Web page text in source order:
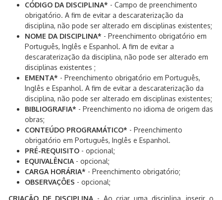
CÓDIGO DA DISCIPLINA* - Campo de preenchimento
obrigatório. A fim de evitar a descaraterização da
disciplina, não pode ser alterado em disciplinas existentes;
NOME DA DISCIPLINA* - Preenchimento obrigatório em
Português, Inglês e Espanhol. A fim de evitar a
descaraterização da disciplina, não pode ser alterado em
disciplinas existentes ;
EMENTA* - Preenchimento obrigatório em Português,
Inglês e Espanhol. A fim de evitar a descaraterização da
disciplina, não pode ser alterado em disciplinas existentes;
BIBLIOGRAFIA* - Preenchimento no idioma de origem das
obras;
CONTEÚDO PROGRAMÁTICO* - Preenchimento
obrigatório em Português, Inglês e Espanhol.
PRÉ-REQUISITO - opcional;
EQUIVALÊNCIA - opcional;
CARGA HORÁRIA* - Preenchimento obrigatório;
OBSERVAÇÔES - opcional;
CRIAÇÃO DE DISCIPLINA - Ao criar uma disciplina, inserir o